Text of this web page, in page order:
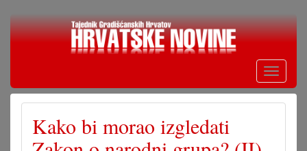
Skoči
Toggle
Kako bi morao izgledati